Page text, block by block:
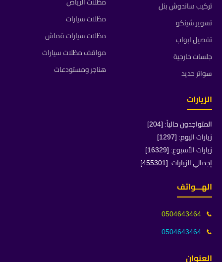
تركيب ساندوش بنل
تسوير شينكو
تفصيل ابواب
جلسات خارجية
سواتر حديد
مظلات سيارات
مظلات سيارات قماش
مواقف مظلات سيارات
هناجر ومستودعات
الزيارات
المتواجدون حالياً: [204]
زيارات اليوم: [1297]
زيارات الأسبوع: [16329]
إجمالي الزيارات: [455301]
الهـــواتف
📞
0504643464
📞
0504643464
العنوان